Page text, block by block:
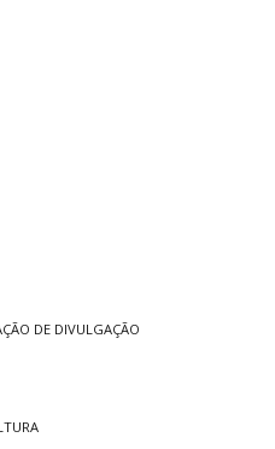
DE DIVULGAÇÃO